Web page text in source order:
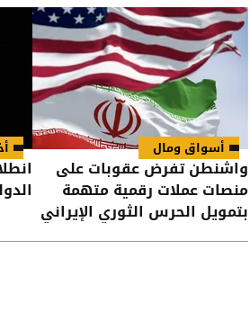
أسواق ومال
واشنطن تفرض عقوبات على
منصات عملات رقمية متهمة
بتمويل الحرس الثوري الإيراني